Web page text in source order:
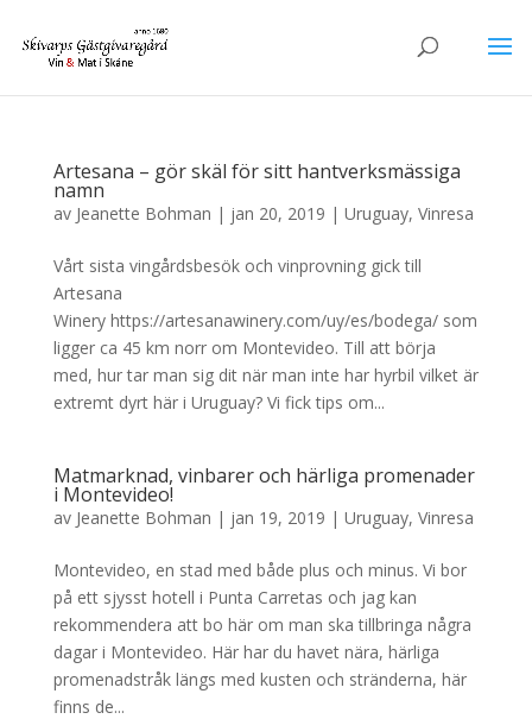
Artesana – gör skäl för sitt hantverksmässiga
namn
av Jeanette Bohman | jan 20, 2019 | Uruguay, Vinresa
Vårt sista vingårdsbesök och vinprovning gick till
Artesana
Winery https://artesanawinery.com/uy/es/bodega/ som
ligger ca 45 km norr om Montevideo. Till att börja
med, hur tar man sig dit när man inte har hyrbil vilket är
extremt dyrt här i Uruguay? Vi fick tips om...
Matmarknad, vinbarer och härliga promenader
i Montevideo!
av Jeanette Bohman | jan 19, 2019 | Uruguay, Vinresa
Montevideo, en stad med både plus och minus. Vi bor
på ett sjysst hotell i Punta Carretas och jag kan
rekommendera att bo här om man ska tillbringa några
dagar i Montevideo. Här har du havet nära, härliga
promenadstråk längs med kusten och stränderna, här
finns de...